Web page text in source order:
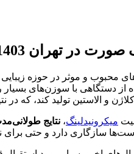
در تهران 1403
محبوب و موثر در حوزه
از دستگاهی با سوزن‌های
و الاستین تولید کند، که
میکرونیدلینگ، نتایج
سازگاری دارد و حتی